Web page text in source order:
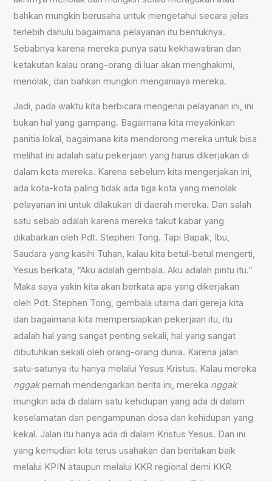
bahkan mungkin berusaha untuk mengetahui secara jelas
terlebih dahulu bagaimana pelayanan itu bentuknya.
Sebabnya karena mereka punya satu kekhawatiran dan
ketakutan kalau orang-orang di luar akan menghakimi,
menolak, dan bahkan mungkin menganiaya mereka.
Jadi, pada waktu kita berbicara mengenai pelayanan ini, ini
bukan hal yang gampang. Bagaimana kita meyakinkan
panitia lokal, bagaimana kita mendorong mereka untuk bisa
melihat ini adalah satu pekerjaan yang harus dikerjakan di
dalam kota mereka. Karena sebelum kita mengerjakan ini,
ada kota-kota paling tidak ada tiga kota yang menolak
pelayanan ini untuk dilakukan di daerah mereka. Dan salah
satu sebab adalah karena mereka takut kabar yang
dikabarkan oleh Pdt. Stephen Tong. Tapi Bapak, Ibu,
Saudara yang kasihi Tuhan, kalau kita betul-betul mengerti,
Yesus berkata, “Aku adalah gembala. Aku adalah pintu itu.”
Maka saya yakin kita akan berkata apa yang dikerjakan
oleh Pdt. Stephen Tong, gembala utama dari gereja kita
dan bagaimana kita mempersiapkan pekerjaan itu, itu
adalah hal yang sangat penting sekali, hal yang sangat
dibutuhkan sekali oleh orang-orang dunia. Karena jalan
satu-satunya itu hanya melalui Yesus Kristus. Kalau mereka
nggakpernah mendengarkan berita ini, mereka nggak
mungkin ada di dalam satu kehidupan yang ada di dalam
keselamatan dan pengampunan dosa dan kehidupan yang
kekal. Jalan itu hanya ada di dalam Kristus Yesus. Dan ini
yang kemudian kita terus usahakan dan beritakan baik
melalui KPIN ataupun melalui KKR regional demi KKR